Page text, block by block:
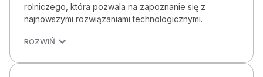
rolniczego, która pozwala na zapoznanie się z
najnowszymi rozwiązaniami technologicznymi.
ROZWIŃ